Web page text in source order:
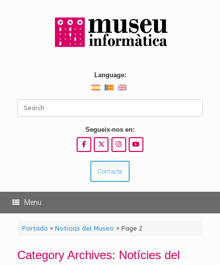
Language:
Segueix-nos en:
Contacte
Menu
Portada» Noticias del Museo » Page 2
Category Archives: Notícies del